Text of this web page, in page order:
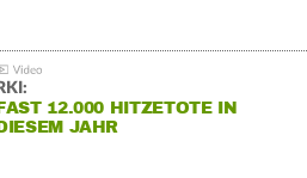
RKI:
12.000 HITZETOTE IN
JAHR